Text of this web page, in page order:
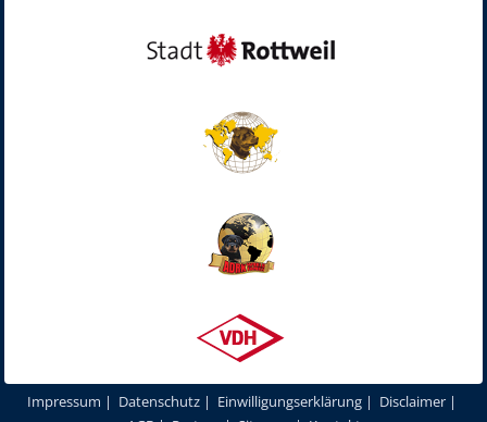
Impressum | Datenschutz | Einwilligungserklärung | Disclaimer |